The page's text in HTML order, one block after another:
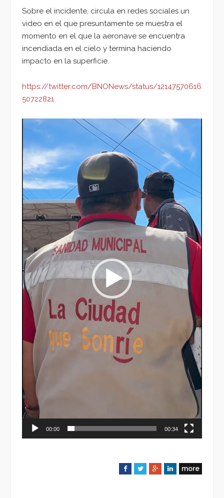
Sobre el incidente, circula en redes sociales un
video en el que presuntamente se muestra el
momento en el que la aeronave se encuentra
incendiada en el cielo y termina haciendo
impacto en la superficie.
https://twitter.com/BNONews/status/12147570616
50722821
Reproductor
vídeo
00:00 00:34
F
T
G
L
more